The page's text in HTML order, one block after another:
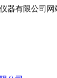
器有限公司网